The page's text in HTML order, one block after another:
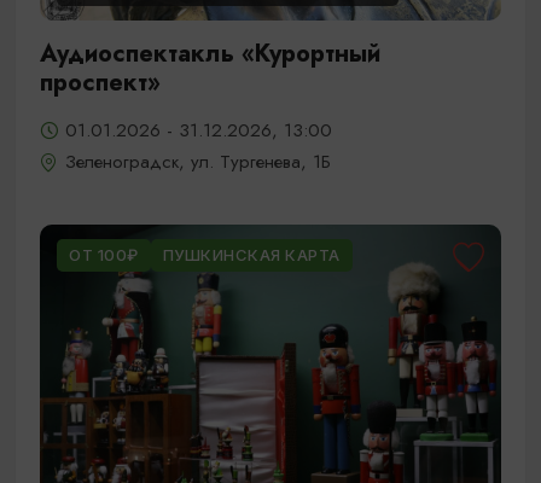
Аудиоспектакль «Курортный
проспект»
01.01.2026 - 31.12.2026, 13:00
Зеленоградск, ул. Тургенева, 1Б
ОТ 100₽ ПУШКИНСКАЯ КАРТА